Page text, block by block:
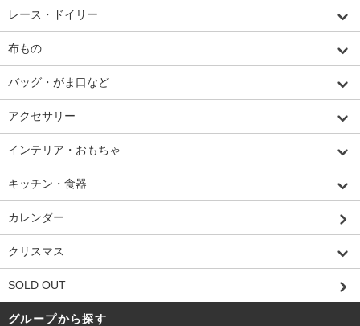
レース・ドイリー
布もの
バッグ・がま口など
アクセサリー
インテリア・おもちゃ
キッチン・食器
カレンダー
クリスマス
SOLD OUT
グループから探す